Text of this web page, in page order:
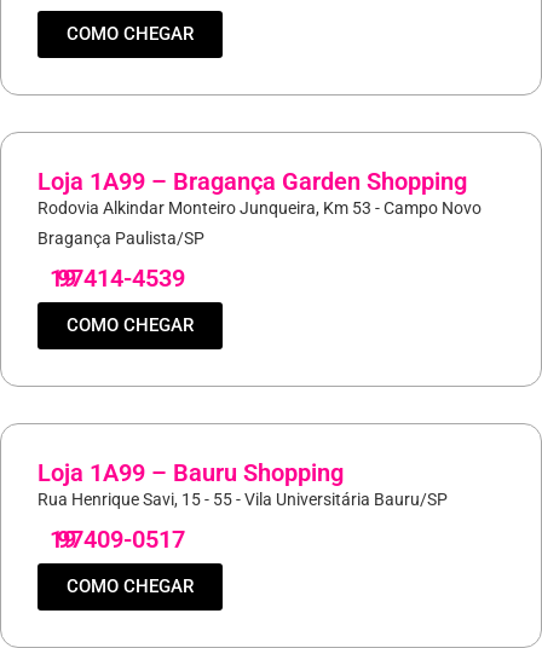
COMO CHEGAR
Loja 1A99 – Bragança Garden Shopping
Rodovia Alkindar Monteiro Junqueira, Km 53 - Campo Novo
Bragança Paulista/SP
19
97414-4539
COMO CHEGAR
Loja 1A99 – Bauru Shopping
Rua Henrique Savi, 15 - 55 - Vila Universitária Bauru/SP
19
97409-0517
COMO CHEGAR